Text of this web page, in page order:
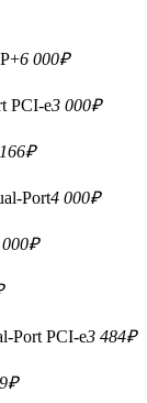
6 000₽
PCI-e3 000₽
₽
Port4 000₽
₽
Port PCI-e3 484₽
₽